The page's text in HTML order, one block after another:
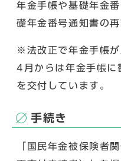
年金手帳や基礎年金
礎年金番号通知書の
※法改正で年金手帳
4月からは年金手帳に
を交付しています。
手続き
「国民年金被保険者